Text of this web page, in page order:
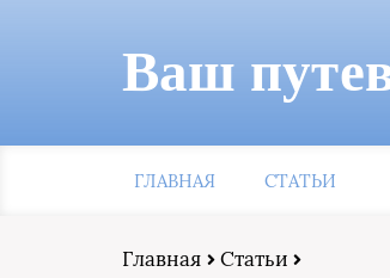
Ваш
ГЛАВНАЯ СТАТЬИ
Главная Статьи